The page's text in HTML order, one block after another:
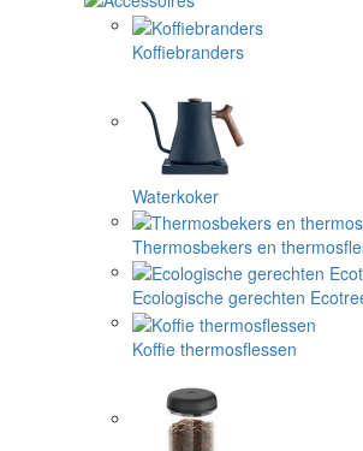
Koffiebranders
Waterkoker
Thermosbekers en
Ecologische gerechten
Koffie thermosflessen